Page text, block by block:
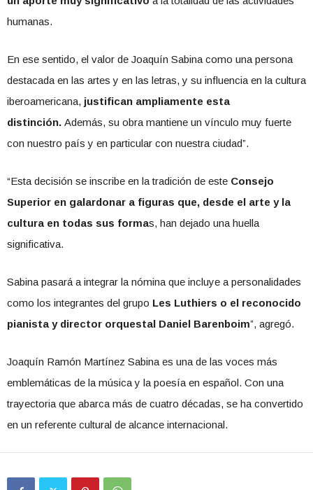
humanas.
En ese sentido, el valor de Joaquín Sabina como una persona
destacada en las artes y en las letras, y su influencia en la cultura
iberoamericana, justifican ampliamente esta
distinción. Además, su obra mantiene un vínculo muy fuerte
con nuestro país y en particular con nuestra ciudad”.
“Esta decisión se inscribe en la tradición de este Consejo
Superior en galardonar a figuras que, desde el arte y la
cultura en todas sus formas, han dejado una huella
significativa.
Sabina pasará a integrar la nómina que incluye a personalidades
como los integrantes del grupo Les Luthiers o el reconocido
pianista y director orquestal Daniel Barenboim”, agregó.
Joaquín Ramón Martínez Sabina es una de las voces más
emblemáticas de la música y la poesía en español. Con una
trayectoria que abarca más de cuatro décadas, se ha convertido
en un referente cultural de alcance internacional.